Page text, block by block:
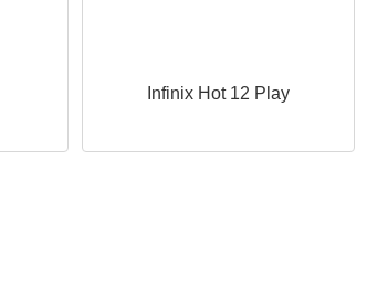
Infinix Hot 12 Play